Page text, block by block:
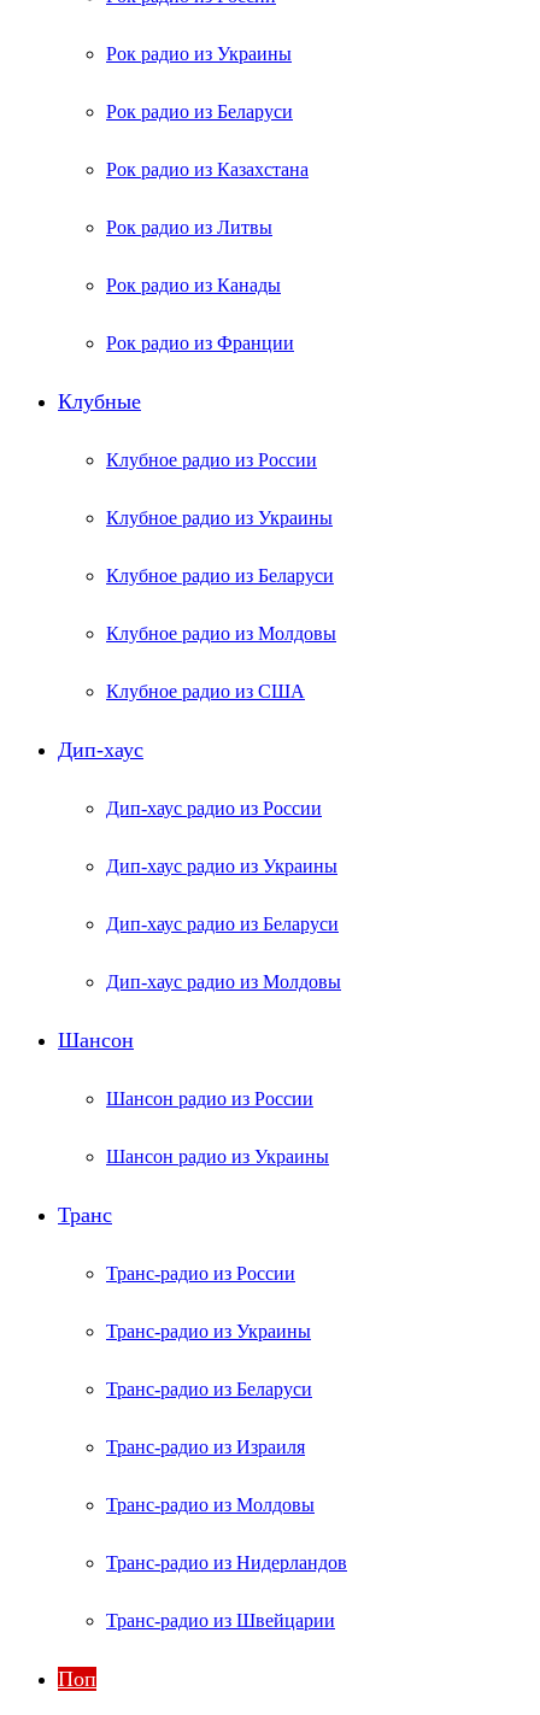
Рок радио из Украины
Рок радио из Беларуси
Рок радио из Казахстана
Рок радио из Литвы
Рок радио из Канады
Рок радио из Франции
Клубные
Клубное радио из России
Клубное радио из Украины
Клубное радио из Беларуси
Клубное радио из Молдовы
Клубное радио из США
Дип-хаус
Дип-хаус радио из России
Дип-хаус радио из Украины
Дип-хаус радио из Беларуси
Дип-хаус радио из Молдовы
Шансон
Шансон радио из России
Шансон радио из Украины
Транс
Транс-радио из России
Транс-радио из Украины
Транс-радио из Беларуси
Транс-радио из Израиля
Транс-радио из Молдовы
Транс-радио из Нидерландов
Транс-радио из Швейцарии
Поп